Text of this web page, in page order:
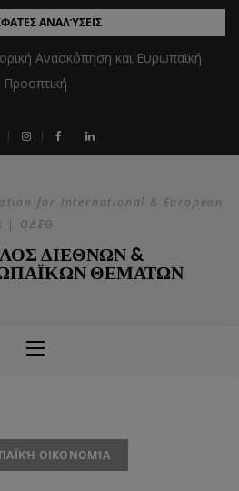
ΑΝΑΛΎΣΕΙΣ
Ανασκόπηση και Ευρωπαϊκή
Προοπτική
for International & European
| ΟΔΕΘ
ΔΙΕΘΝΩΝ &
ΘΕΜΑΤΩΝ
ΟΙΚΟΝΟΜΊΑ